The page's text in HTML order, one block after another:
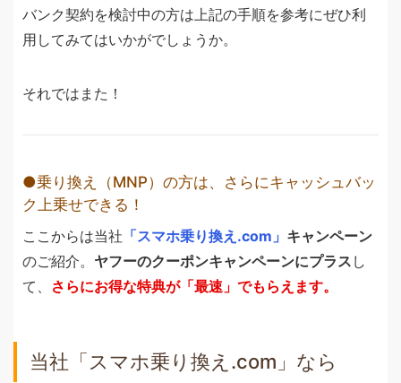
バンク契約を検討中の方は上記の手順を参考にぜひ利
用してみてはいかがでしょうか。
それではまた！
乗り換え（MNP）の方は、さらにキャッシュバッ
ク上乗せできる！
ここからは当社 「スマホ乗り換え.com」 キャンペーン
のご紹介。 ヤフーのクーポンキャンペーンにプラス し
て、 さらにお得な特典が「最速」でもらえます。
当社「スマホ乗り換え.com」なら